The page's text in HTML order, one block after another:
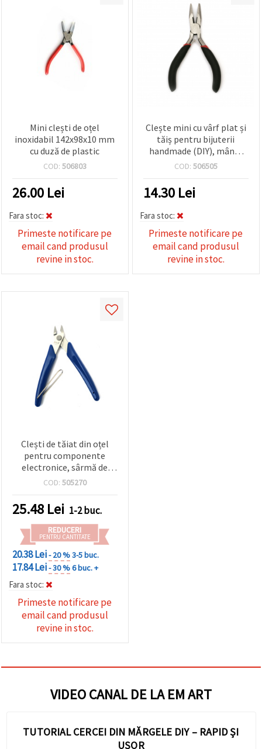
Mini clești de oțel
inoxidabil 142x98x10 mm
cu duză de plastic
COD: 506803
26.00 Lei
Fara stoc:
Primeste notificare pe
email cand produsul
revine in stoc.
Clește mini cu vârf plat și
tăiș pentru bijuterii
handmade (DIY), mâner
cauciucat, 125 mm
COD: 506505
14.30 Lei
Fara stoc:
Primeste notificare pe
email cand produsul
revine in stoc.
Clești de tăiat din oțel
pentru componente
electronice, sârmă de
cupru până la 0,6 mm,
mm, 130 mm
COD: 505270
25.48 Lei 1-2 buc.
REDUCERI
PENTRU CANTITATE
20.38 Lei- 20 %3-5 buc.
17.84 Lei- 30 %6 buc. +
Fara stoc:
Primeste notificare pe
email cand produsul
revine in stoc.
VIDEO CANAL DE LA EM ART
TUTORIAL CERCEI DIN MĂRGELE DIY – RAPID ȘI
UȘOR